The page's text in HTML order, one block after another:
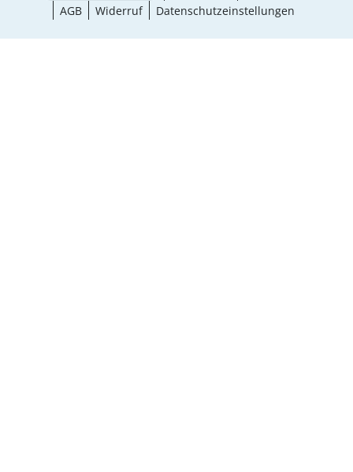
AGB
Widerruf Datenschutzeinstellungen